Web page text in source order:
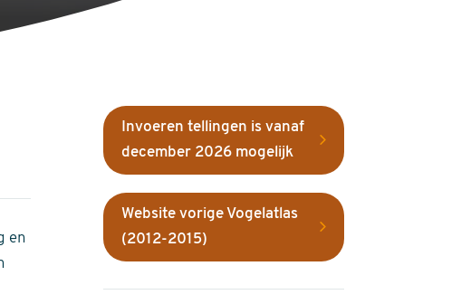
en
Invoeren tellingen is vanaf
december 2026 mogelijk
Website vorige Vogelatlas
(2012-2015)